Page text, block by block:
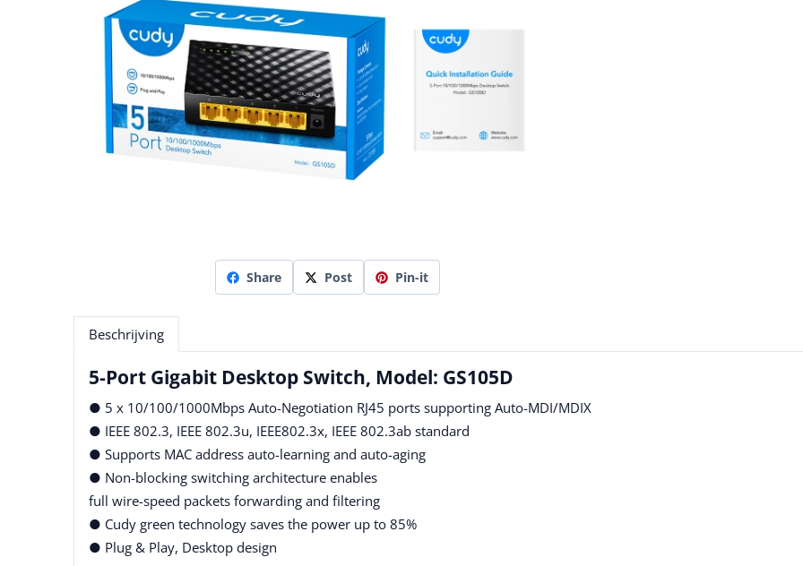
Share Post Pin-it
Beschrijving
5-Port Gigabit Desktop Switch, Model: GS105D
● 5 x 10/100/1000Mbps Auto-Negotiation RJ45 ports supporting Auto-MDI/MDIX
● IEEE 802.3, IEEE 802.3u, IEEE802.3x, IEEE 802.3ab standard
● Supports MAC address auto-learning and auto-aging
● Non-blocking switching architecture enables
full wire-speed packets forwarding and filtering
● Cudy green technology saves the power up to 85%
● Plug & Play, Desktop design